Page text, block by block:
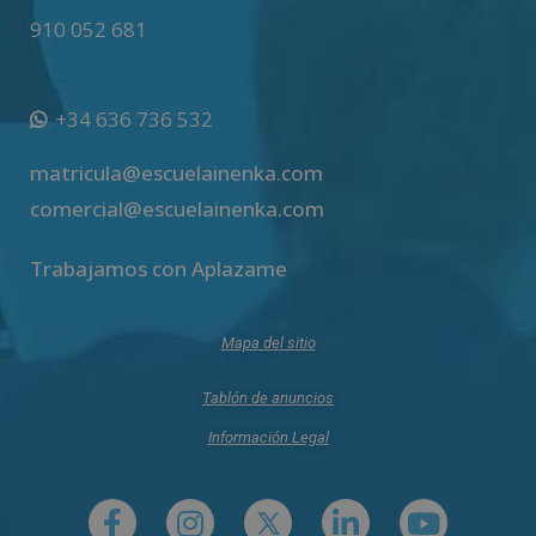
910 052 681
+34 636 736 532
matricula@escuelainenka.com
comercial@escuelainenka.com
Trabajamos con Aplazame
Mapa del sitio
Tablón de anuncios
Información Legal